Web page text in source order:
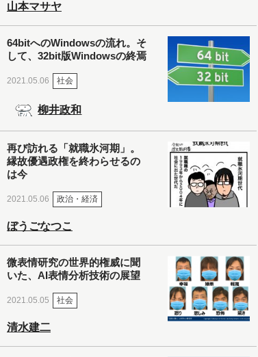
山本マサヤ
64bitへのWindowsの流れ。そ
して、32bit版Windowsの終焉
2021.05.06 社会
柳井政和
再び訪れる「就職氷河期」。
縁故優遇政権を終わらせるの
は今
2021.05.06 政治・経済
ぼうごなつこ
微表情研究の世界的権威に聞
いた、AI表情分析技術の展望
2021.05.05 社会
清水建二